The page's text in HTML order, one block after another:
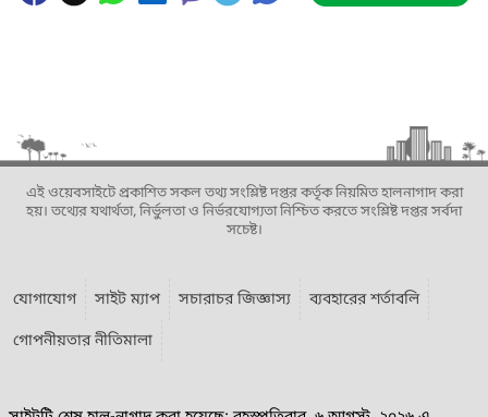
এই ওয়েবসাইটে প্রকাশিত সকল তথ্য সংশ্লিষ্ট দপ্তর কর্তৃক নিয়মিত হালনাগাদ করা
হয়। তথ্যের যথার্থতা, নির্ভুলতা ও নির্ভরযোগ্যতা নিশ্চিত করতে সংশ্লিষ্ট দপ্তর সর্বদা
সচেষ্ট।
যোগাযোগ সাইট ম্যাপ সচারাচর জিজ্ঞাস্য
ব্যবহারের শর্তাবলি
গোপনীয়তার নীতিমালা